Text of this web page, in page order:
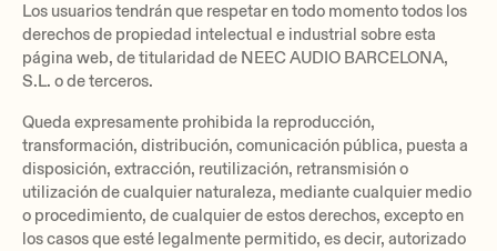
Los usuarios tendrán que respetar en todo momento todos los
derechos de propiedad intelectual e industrial sobre esta
página web, de titularidad de NEEC AUDIO BARCELONA,
S.L. o de terceros.
Queda expresamente prohibida la reproducción,
transformación, distribución, comunicación pública, puesta a
disposición, extracción, reutilización, retransmisión o
utilización de cualquier naturaleza, mediante cualquier medio
o procedimiento, de cualquier de estos derechos, excepto en
los casos que esté legalmente permitido, es decir, autorizado